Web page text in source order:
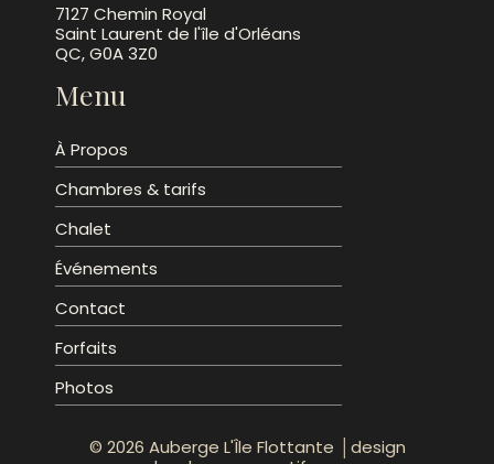
7127 Chemin Royal
Saint Laurent de l'île d'Orléans
QC, G0A 3Z0
Menu
À Propos
Chambres & tarifs
Chalet
Événements
Contact
Forfaits
Photos
© 2026 Auberge L'Île Flottante │design